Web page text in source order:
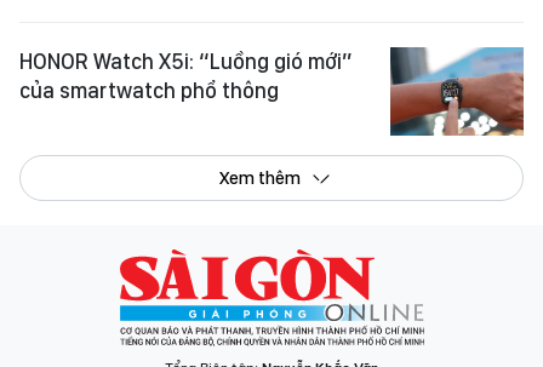
HONOR Watch X5i: “Luồng gió mới”
của smartwatch phổ thông
Xem thêm